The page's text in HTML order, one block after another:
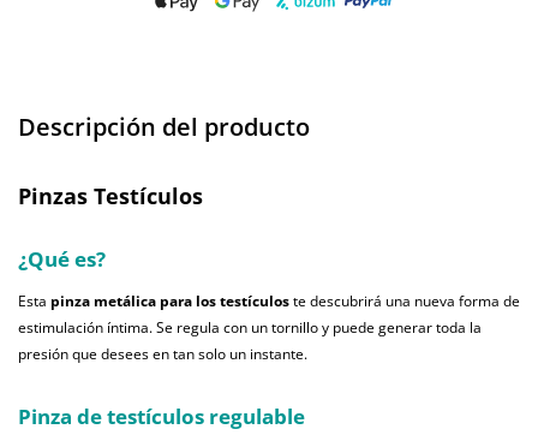
Descripción del producto
Pinzas Testículos
¿Qué es?
Esta pinza metálica para los testículoste descubrirá una nueva forma de
estimulación íntima. Se regula con un tornillo y puede generar toda la
presión que desees en tan solo un instante.
Pinza de testículos regulable